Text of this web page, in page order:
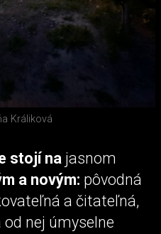
Králiková
stojí na jasnom
a novým: pôvodná
a čitateľná,
nej úmyselne